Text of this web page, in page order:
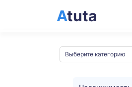
Atuta
Выберите категорию